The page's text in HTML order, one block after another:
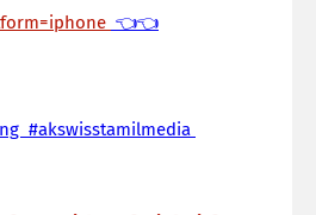
👈👈
#akswisstamilmedia